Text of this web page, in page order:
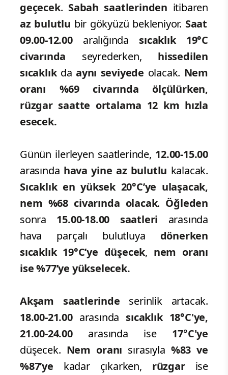
geçecek. Sabah saatlerinden itibaren
az bulutlu bir gökyüzü bekleniyor. Saat
09.00-12.00 aralığında sıcaklık 19°C
civarında seyrederken, hissedilen
sıcaklık da aynı seviyede olacak. Nem
oranı %69 civarında ölçülürken,
rüzgar saatte ortalama 12 km hızla
esecek.
Günün ilerleyen saatlerinde, 12.00-15.00
arasında hava yine az bulutlu kalacak.
Sıcaklık en yüksek 20°C’ye ulaşacak,
nem %68 civarında olacak. Öğleden
sonra 15.00-18.00 saatleri arasında
hava parçalı bulutluya dönerken
sıcaklık 19°C’ye düşecek, nem oranı
ise %77’ye yükselecek.
Akşam saatlerinde serinlik artacak.
18.00-21.00arasında sıcaklık 18°C'ye,
21.00-24.00arasında ise 17°C'ye
düşecek. Nem oranı sırasıyla %83 ve
%87’ye kadar çıkarken, rüzgar ise